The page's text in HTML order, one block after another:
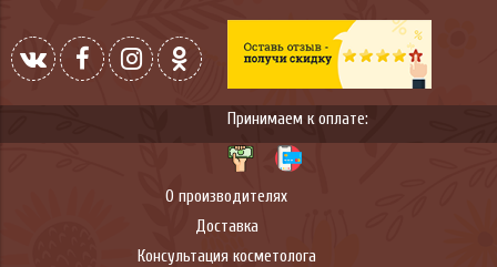
О производителях
Доставка
Консультация косметолога
Принимаем к оплате: